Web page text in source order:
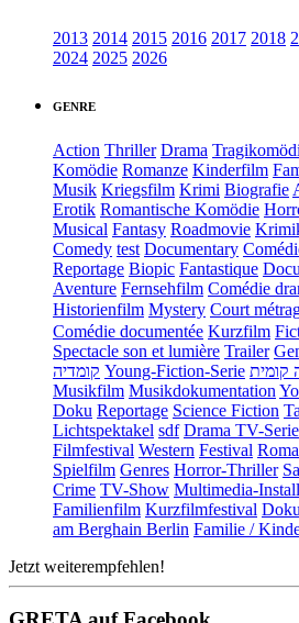
2013 2014 2015 2016 2017 2018
2024 2025 2026
GENRE
Action Thriller Drama
Komödie Romanze Kinderfilm
Musik Kriegsfilm Krimi Biografie
Erotik Romantische Komödie
Musical Fantasy Roadmovie
Comedy test Documentary
Reportage Biopic Fantastique
Aventure Fernsehfilm Comédie
Historienfilm Mystery Court
Comédie documentée Kurzfilm
Spectacle son et lumière Trailer
קומדיה Young-Fiction-Serie קומית
Musikfilm Musikdokumentation
Doku Reportage Science Fiction
Lichtspektakel sdf Drama TV-Serie
Filmfestival Western Festival
Spielfilm Genres Horror-Thriller
Crime TV-Show Multimedia-
Familienfilm Kurzfilmfestival
am Berghain Berlin Familie /
Jetzt weiterempfehlen!